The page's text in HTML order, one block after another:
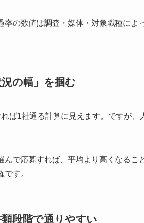
の数値は調査・媒体・対象職種によ
の幅」を掴む
れば1社通る計算に見えます。ですが
で応募すれば、平均より高くなるこ
です。
段階で通りやすい